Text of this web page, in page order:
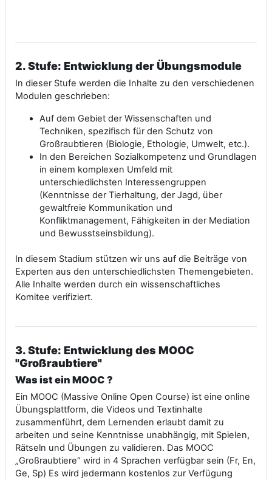
2.Stufe: Entwicklung der Übungsmodule
In dieser Stufe werden die Inhalte zu den verschiedenen
Modulen geschrieben:
Auf dem Gebiet der Wissenschaften und
Techniken, spezifisch für den Schutz von
Großraubtieren (Biologie, Ethologie, Umwelt, etc.).
In den Bereichen Sozialkompetenz und Grundlagen
in einem komplexen Umfeld mit
unterschiedlichsten Interessengruppen
(Kenntnisse der Tierhaltung, der Jagd, über
gewaltfreie Kommunikation und
Konfliktmanagement, Fähigkeiten in der Mediation
und Bewusstseinsbildung).
In diesem Stadium stützen wir uns auf die Beiträge von
Experten aus den unterschiedlichsten Themengebieten.
Alle Inhalte werden durch ein wissenschaftliches
Komitee verifiziert.
3.Stufe: Entwicklung des MOOC
"Großraubtiere"
Was ist ein MOOC ?
Ein MOOC (Massive Online Open Course) ist eine online
Übungsplattform, die Videos und Textinhalte
zusammenführt, dem Lernenden erlaubt damit zu
arbeiten und seine Kenntnisse unabhängig, mit Spielen,
Rätseln und Übungen zu validieren. Das MOOC
„Großraubtiere“ wird in 4 Sprachen verfügbar sein (Fr, En,
Ge, Sp) Es wird jedermann kostenlos zur Verfügung